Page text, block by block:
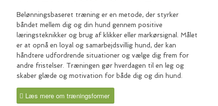
Belønningsbaseret træning er en metode, der styrker
båndet mellem dig og din hund gennem positive
læringsteknikker og brug af klikker eller markørsignal. Målet
er at opnå en loyal og samarbejdsvillig hund, der kan
håndtere udfordrende situationer og vælge dig frem for
andre fristelser. Træningen gør hverdagen til en leg og
skaber glæde og motivation for både dig og din hund.
Læs mere om træningsformer